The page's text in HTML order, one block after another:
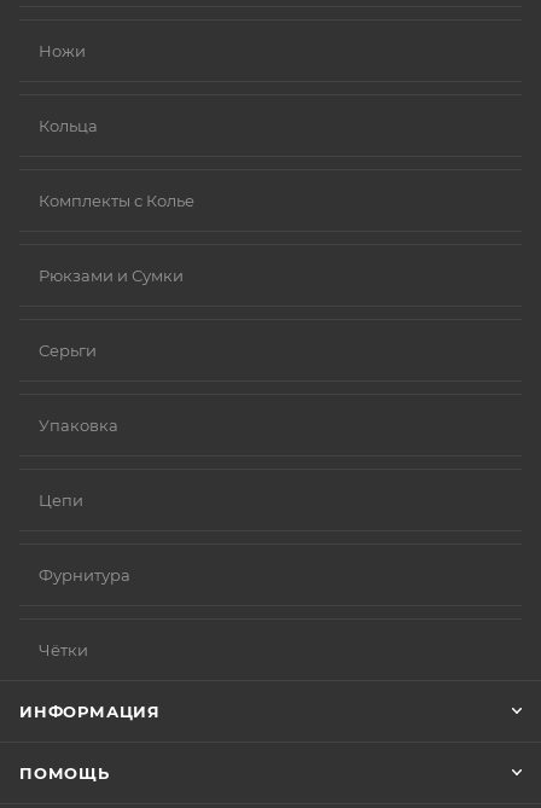
Ножи
Кольца
Комплекты с Колье
Рюкзами и Сумки
Серьги
Упаковка
Цепи
Фурнитура
Чётки
ИНФОРМАЦИЯ
ПОМОЩЬ